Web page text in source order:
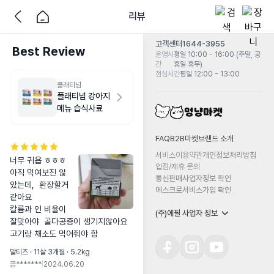
리뷰
Best Review
플래티넘
플래티넘 강아지
메뉴 습식사료
너무 귀욥 ㅎㅎㅎ
아직 먹여보진 않
았는데,  환장할거
같아요
칼륨과 인 비율이
잘맞아야  골다공증이 생기지않아요
고기랑 채소도 먹어줘야 함
말티즈 · 11살 3개월 · 5.2kg
꼼******* 2024.06.20
고객센터1644-3955
운영시
간
평일 10:00 - 16:00 (주말, 공
휴일 휴무)
점심시간평일 12:00 - 13:00
FAQB2B마켓 브랜드 소개
서비스이용약관개인정보처리방침
입점/제휴 문의
통신판매사업자정보 확인
에스크로서비스가입 확인
(주)에필 사업자 정보